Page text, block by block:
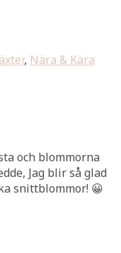
, Nära & Kära
och blommorna
Jag blir så glad
snittblommor! 😀